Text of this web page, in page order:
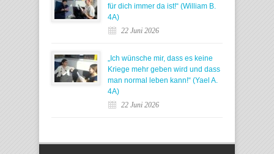
für dich immer da ist!“ (William B.
4A)
22 Juni 2026
„Ich wünsche mir, dass es keine
Kriege mehr geben wird und dass
man normal leben kann!“ (Yael A.
4A)
22 Juni 2026